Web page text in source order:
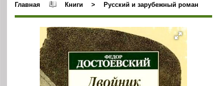
Главная Книги > Русский и зарубежный роман